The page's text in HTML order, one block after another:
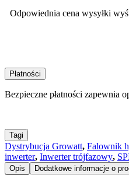
Odpowiednia cena wysyłki
Płatności
Bezpieczne płatności zapewnia
Tagi
Dystrybucja Growatt, Falownik
inwerter, Inwerter trójfazowy,
Opis Dodatkowe informacje o